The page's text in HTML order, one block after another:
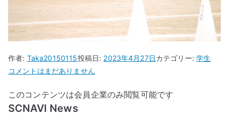
作者: Taka20150115投稿日: 2023年4月27日カテゴリー:学生
サ
カ
ー
コメントはまだありません
このコンテンツは会員企業のみ閲覧可能です
SCNAVI News